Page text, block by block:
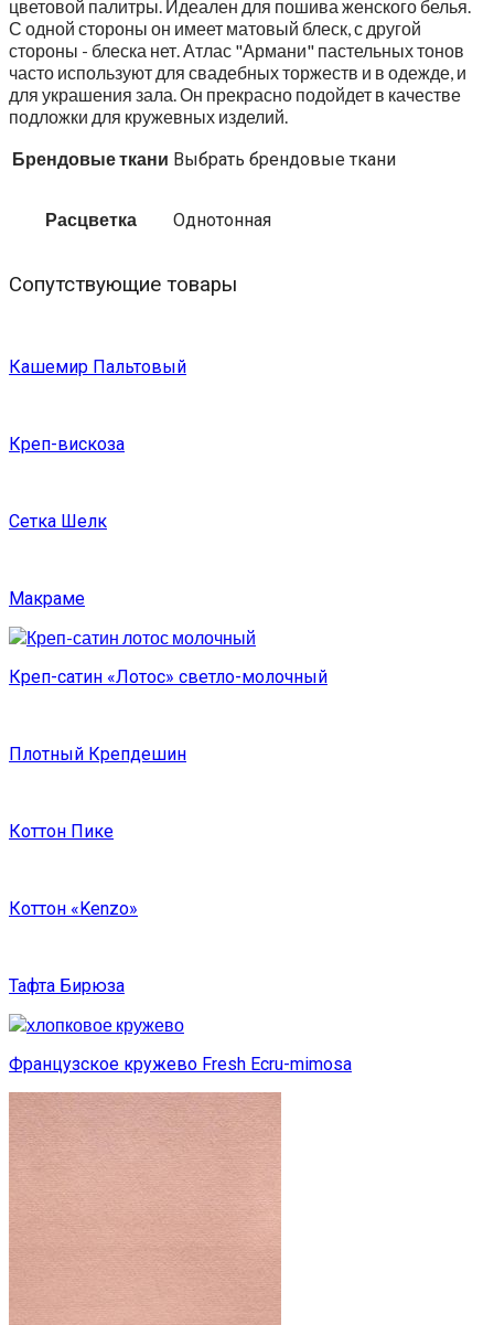
цветовой палитры. Идеален для пошива женского белья.
С одной стороны он имеет матовый блеск, с другой
стороны - блеска нет. Атлас "Армани" пастельных тонов
часто используют для свадебных торжеств и в одежде, и
для украшения зала. Он прекрасно подойдет в качестве
подложки для кружевных изделий.
Брендовые ткани Выбрать брендовые ткани
Расцветка Однотонная
Сопутствующие товары
Кашемир Пальтовый
Креп-вискоза
Сетка Шелк
Макраме
Креп-сатин «Лотос» светло-молочный
Плотный Крепдешин
Коттон Пике
Коттон «Kenzo»
Тафта Бирюза
Французское кружево Fresh Ecru-mimosa